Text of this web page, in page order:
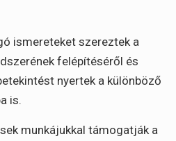
ismereteket szereztek a
felépítéséről és
nyertek a különböző
is.
munkájukkal támogatják a